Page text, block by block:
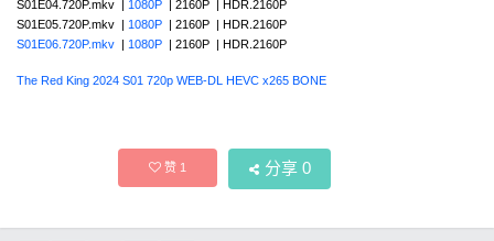
S01E04.720P.mkv | 1080P | 2160P | HDR.2160P
S01E05.720P.mkv | 1080P | 2160P | HDR.2160P
S01E06.720P.mkv | 1080P | 2160P | HDR.2160P
The Red King 2024 S01 720p WEB-DL HEVC x265 BONE
赞1 分享 0